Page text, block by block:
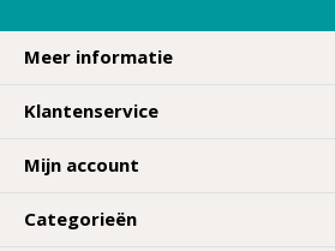
Meer informatie
Klantenservice
Mijn account
Categorieën